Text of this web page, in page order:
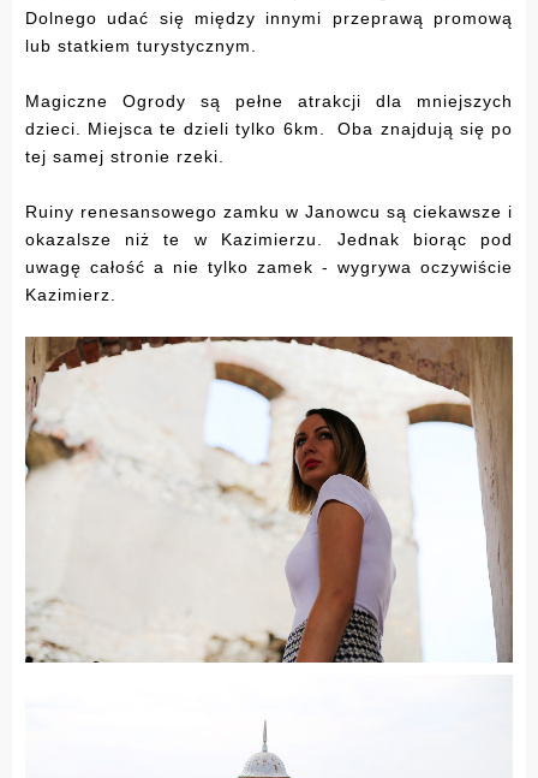
Dolnego udać się między innymi przeprawą promową
lub statkiem turystycznym.
Magiczne Ogrody są pełne atrakcji dla mniejszych
dzieci. Miejsca te dzieli tylko 6km. Oba znajdują się po
tej samej stronie rzeki.
Ruiny renesansowego zamku w Janowcu są ciekawsze i
okazalsze niż te w Kazimierzu. Jednak biorąc pod
uwagę całość a nie tylko zamek - wygrywa oczywiście
Kazimierz.